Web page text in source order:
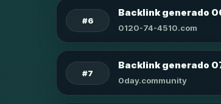
#6
Backlink generado
0120-74-4510.com
#7
Backlink generado
0day.community